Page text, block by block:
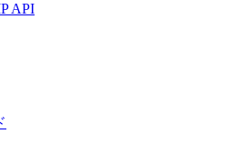
API